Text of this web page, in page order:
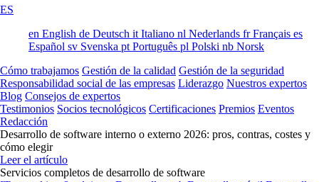
ES
en English de Deutsch it Italiano nl Nederlands frFrançais es
Español sv Svenska pt Português pl Polski nb Norsk
Cómo trabajamos Gestión de la calidad Gestión de la seguridad
Responsabilidad social de las empresas Liderazgo Nuestros expertos
Blog Consejos de expertos
Testimonios Socios tecnológicos Certificaciones Premios Eventos
Redacción
Desarrollo de software interno o externo 2026: pros, contras, costes y
cómo elegir
Leer el artículo
Servicios completos de desarrollo de software